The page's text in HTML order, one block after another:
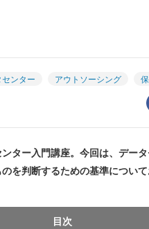
ンター アウトソーシング
ター入門講座。今回は、デー
を判断するための基準について
目次